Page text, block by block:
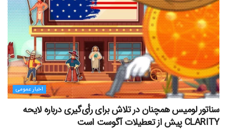
اخبار عمومی
سناتور لومیس همچنان در تلاش برای رأی‌گیری درباره لایحه
CLARITY پیش از تعطیلات آگوست است